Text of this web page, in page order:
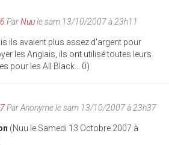
ParNuule sam 13/10/2007 à 23h11
ils avaient plus assez d'argent pour
les Anglais, ils ont utilisé toutes leurs
pour les All Black... 0)
ParAnonymele sam 13/10/2007 à 23h37
(Nuu le Samedi 13 Octobre 2007 à